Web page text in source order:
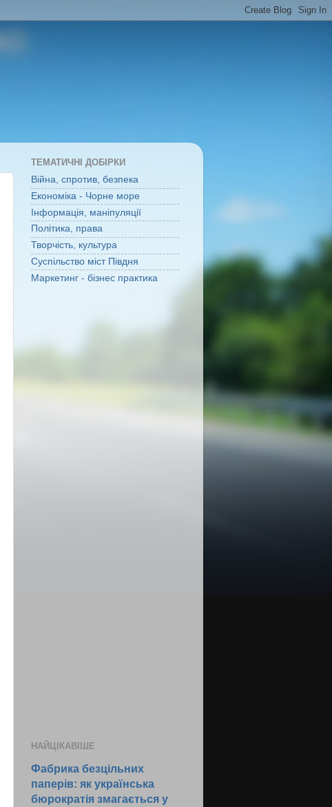
ТЕМАТИЧНІ ДОБІРКИ
Війна, спротив, безпека
Економіка - Чорне море
Інформація, маніпуляції
Політика, права
Творчість, культура
Суспільство міст Півдня
Маркетинг - бізнес практика
НАЙЦІКАВІШЕ
Фабрика безцільних
паперів: як українська
бюрократія змагається у